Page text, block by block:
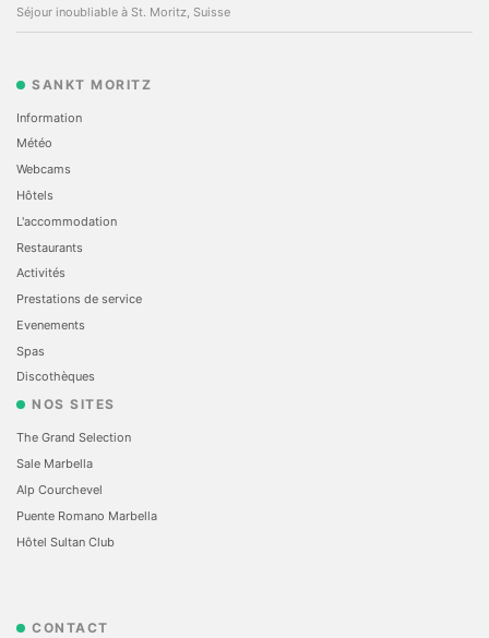
Séjour inoubliable à St. Moritz, Suisse
SANKT MORITZ
Information
Météo
Webcams
Hôtels
L'accommodation
Restaurants
Activités
Prestations de service
Evеnements
Spas
Discothèques
NOS SITES
The Grand Selection
Sale Marbella
Alp Courchevel
Puente Romano Marbella
Hôtel Sultan Club
CONTACT